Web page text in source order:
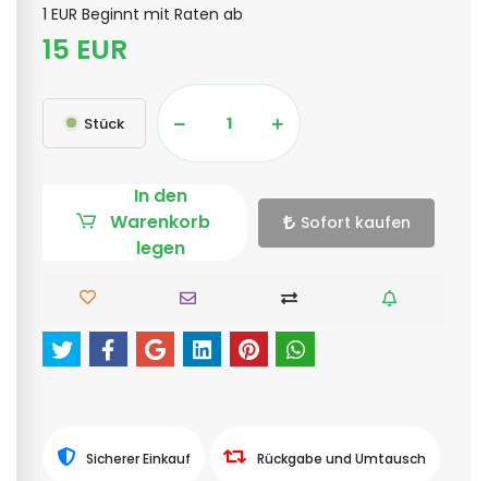
1 EUR Beginnt mit Raten ab
15 EUR
Stück
In den
Warenkorb
legen
Sofort kaufen
Sicherer Einkauf Rückgabe und Umtausch